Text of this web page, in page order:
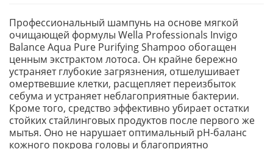
Профессиональный шампунь на основе мягкой
очищающей формулы Wella Professionals Invigo
Balance Aqua Pure Purifying Shampoo обогащен
ценным экстрактом лотоса. Он крайне бережно
устраняет глубокие загрязнения, отшелушивает
омертвевшие клетки, расщепляет переизбыток
себума и устраняет неблагоприятные бактерии.
Кроме того, средство эффективно убирает остатки
стойких стайлинговых продуктов после первого же
мытья. Оно не нарушает оптимальный рН-баланс
кожного покрова головы и благоприятно